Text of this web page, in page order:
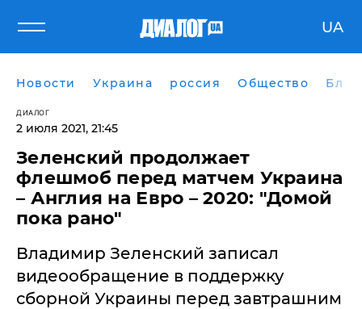
UA
Новости Украина россия Общество
ДИАЛОГ
2 июля 2021, 21:45
Зеленский продолжает
флешмоб перед матчем Украина
– Англия на Евро – 2020: "Домой
пока рано"
Владимир Зеленский записал
видеообращение в поддержку
сборной Украины перед завтрашним